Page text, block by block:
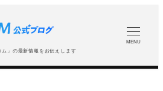
」の最新情報をお伝えします
MENU